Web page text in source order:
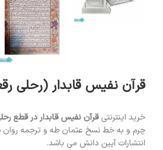
قرآن نفیس قابدار (رحلی
خرید اینترنتیقرآن نفیس قابدار در قطع
چرم و به خط نسخ عثمان طه و ترجمه روان
انتشارات آیین دانش می باشد.